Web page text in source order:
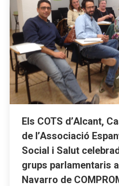
Els COTS d’Alcant,
de l’Associació
Social i Salut
grups parlamentaris
Navarro de